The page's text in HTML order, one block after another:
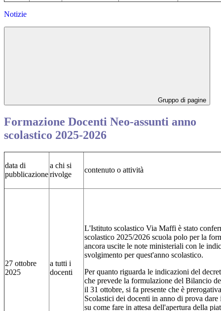
Notizie
Gruppo di pagine
Formazione Docenti Neo-assunti anno
scolastico 2025-2026
data di
pubblicazione
a chi si
rivolge
contenuto o attività
27 ottobre
2025
a tutti i
docenti
L'Istituto scolastico Via Maffi è stato
scolastico 2025/2026 scuola polo per la
ancora uscite le note ministeriali con le
svolgimento per quest'anno scolastico.
Per quanto riguarda le indicazioni del
che prevede la formulazione del Bilancio
il 31 ottobre, si fa presente che è
Scolastici dei docenti in anno di prova
su come fare in attesa dell'apertura della